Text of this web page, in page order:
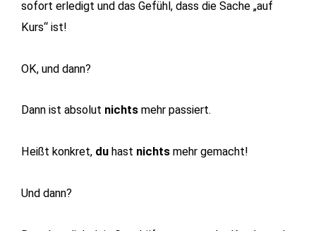
sofort erledigt und das Gefühl, dass die Sache „auf
Kurs“ ist!
OK, und dann?
Dann ist absolut nichts mehr passiert.
Heißt konkret, du hast nichts mehr gemacht!
Und dann?